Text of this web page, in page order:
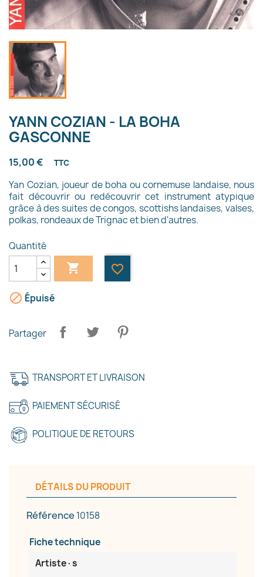
YANN COZIAN - LA BOHA
GASCONNE
15,00 € TTC
Yan Cozian, joueur de boha ou cornemuse landaise, nous
fait découvrir ou redécouvrir cet instrument atypique
grâce à des suites de congos, scottishs landaises, valses,
polkas, rondeaux de Trignac et bien d'autres.
Quantité
 favorite_border
 Épuisé
Partager
TRANSPORT ET LIVRAISON
PAIEMENT SÉCURISÉ
POLITIQUE DE RETOURS
DÉTAILS DU PRODUIT
Référence 10158
Fiche technique
Artiste·s
Créer une liste d'envies